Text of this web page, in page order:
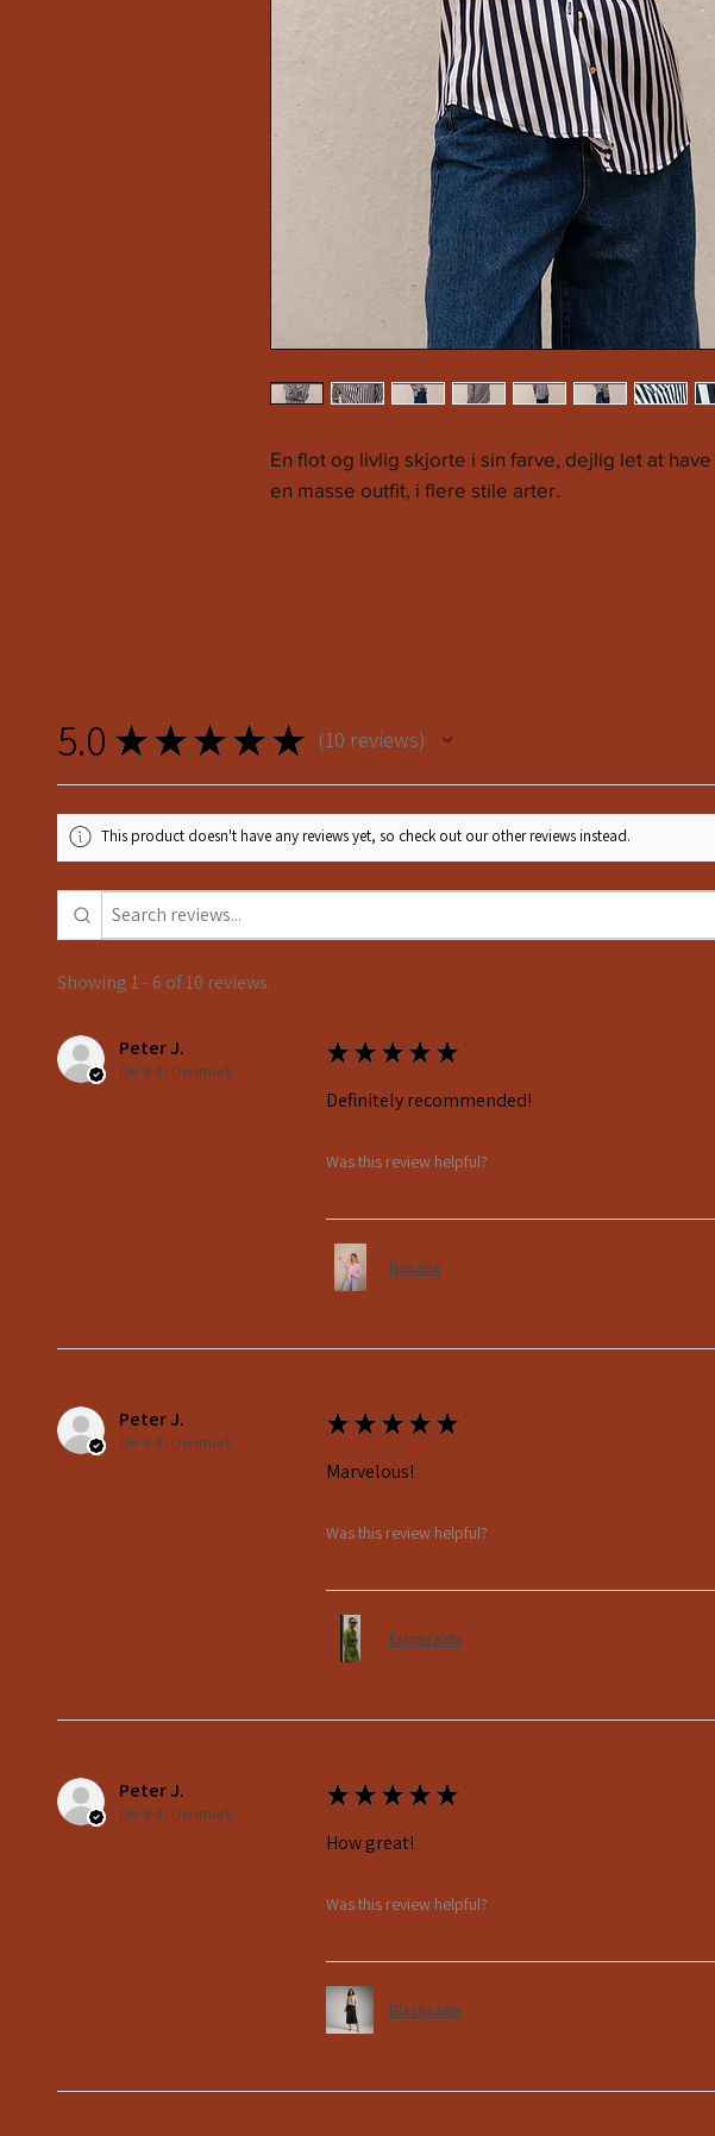
En flot og livlig skjorte i sin farve, dejlig let at
en masse outfit, i flere stile arter.
5.0 ★★★★★ 10 reviews
10
This product doesn't have any reviews yet, so check out our other reviews instead.
Showing 1 - 6 of 10 reviews.
Peter J.
DK-84, Denmark
★★★★★
Definitely recommended!
Was this review helpful?
Rosana
Peter J.
DK-84, Denmark
★★★★★
Marvelous!
Was this review helpful?
Esmeralda
Peter J.
DK-84, Denmark
★★★★★
How great!
Was this review helpful?
Blacksatin